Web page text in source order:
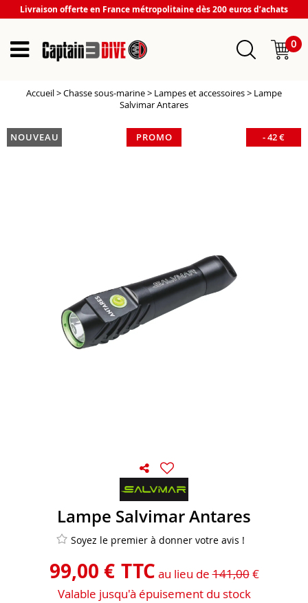
Livraison offerte en France métropolitaine dès 200 euros d’achats
0
Accueil>Chasse sous-marine> Lampes et accessoires> Lampe
Salvimar Antares
NOUVEAU PROMO -42€
Lampe Salvimar Antares
Soyez le premier à donner votre avis !
99,00 € TTC au lieu de141,00€
Valable jusqu'à épuisement du stock